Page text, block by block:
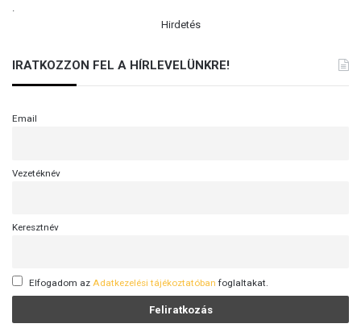
.
Hirdetés
IRATKOZZON FEL A HÍRLEVELÜNKRE!
Email
Vezetéknév
Keresztnév
Elfogadom az Adatkezelési tájékoztatóban foglaltakat.